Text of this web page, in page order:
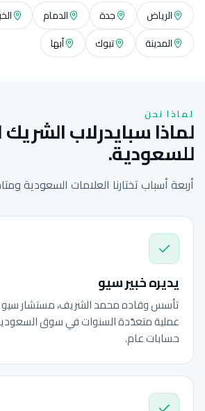
الرياض جدة الدمام
المدينة
تبوك أبها
لماذا نحن
لماذا سبايدرلاب
للسعودية.
أربعة أسباب تختارنا العلامات السعودية
يديره خبير سيو
تأسس وقاده محمد الشريف، مستشار سيو
عملية متعدّدة السنوات في سوق
حسابات عام.